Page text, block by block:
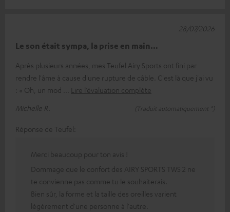
Le son était sympa, la prise en main…
Après plusieurs années, mes Teufel Airy Sports ont fini par
rendre l'âme à cause d'une rupture de câble. C'est là que j'ai vu
: « Oh, un mod
Lire l’évaluation complète
Michelle R.
(Traduit automatiquement *)
28/07/2026
Réponse de Teufel:
Merci beaucoup pour ton avis !
Dommage que le confort des AIRY SPORTS TWS 2 ne
te convienne pas comme tu le souhaiterais.
Bien sûr, la forme et la taille des oreilles varient
légèrement d'une personne à l'autre.